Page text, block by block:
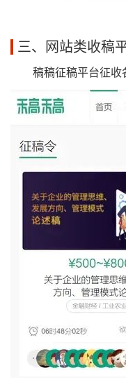
三、网站类收稿
稿稿征稿平台征收